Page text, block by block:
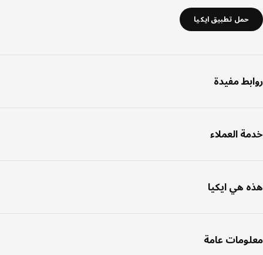
حمل تطبيق ايكيا
مفيدة
العملاء
هي ايكيا
عامة